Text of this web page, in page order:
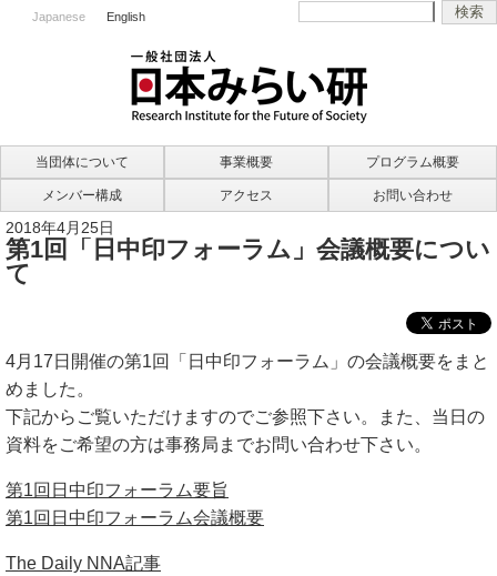
Japanese English
当団体について 事業概要 プログラム概要
メンバー構成 アクセス お問い合わせ
2018年4月25日
第1回「日中印フォーラム」会議概要につい
て
4月17日開催の第1回「日中印フォーラム」の会議概要をまと
めました。
下記からご覧いただけますのでご参照下さい。また、当日の
資料をご希望の方は事務局までお問い合わせ下さい。
第1回日中印フォーラム要旨
第1回日中印フォーラム会議概要
The Daily NNA記事